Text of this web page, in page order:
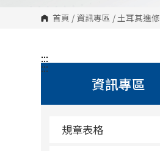
首頁 / 資訊專區 /土耳其進修
:::
資訊專區
規章表格
:::